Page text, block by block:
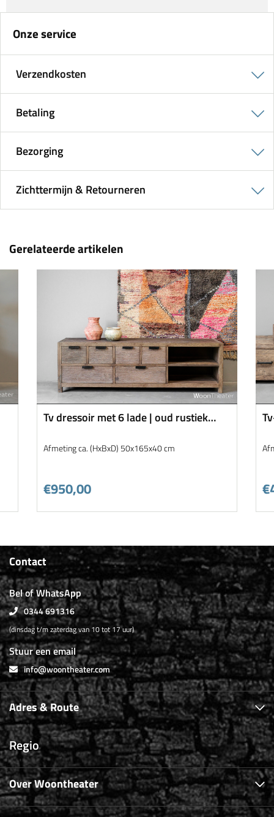
Onze service
Verzendkosten
Betaling
Bezorging
Zichttermijn & Retourneren
Gerelateerde artikelen
Tv dressoir met 6 lade | oud rustiek
Afmeting ca. (HxBxD) 50x165x40 cm
€950,00
Contact
Bel of WhatsApp
0344 691316
(dinsdag t/m zaterdag van 10 tot 17 uur)
Stuur een email
info@woontheater.com
Adres & Route
Regio
Over Woontheater